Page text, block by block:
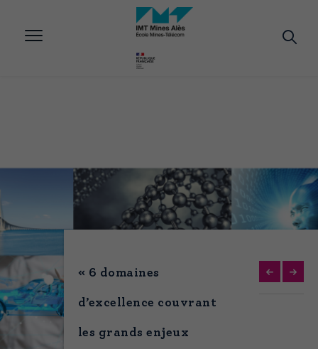
contenu
« 6 domaines
d’excellence couvrant
les grands enjeux